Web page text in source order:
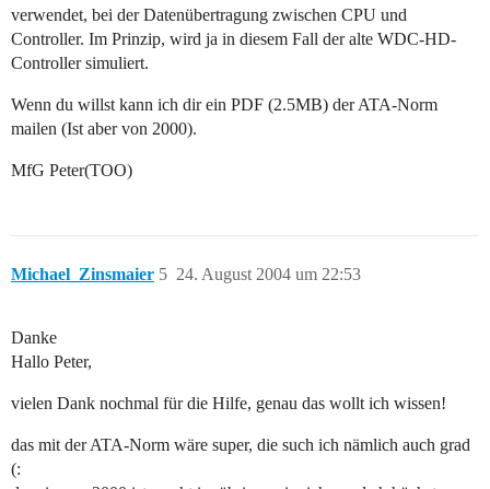
verwendet, bei der Datenübertragung zwischen CPU und
Controller. Im Prinzip, wird ja in diesem Fall der alte WDC-HD-
Controller simuliert.
Wenn du willst kann ich dir ein PDF (2.5MB) der ATA-Norm
mailen (Ist aber von 2000).
MfG Peter(TOO)
Michael_Zinsmaier 24. August 2004 um 22:53
5
Danke
Hallo Peter,
vielen Dank nochmal für die Hilfe, genau das wollt ich wissen!
das mit der ATA-Norm wäre super, die such ich nämlich auch grad
(: